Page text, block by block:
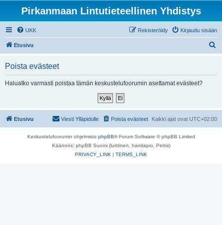
Pirkanmaan Lintutieteellinen Yhdistys
UKK Kirjaudu sisään
Rekisteröidy
Etusivu
Poista evästeet
Haluatko varmasti poistaa tämän keskustelufoorumin asettamat evästeet?
Etusivu Kaikki ajat ovat UTC+02:00
Poista evästeet
Viesti Ylläpidolle
Keskustelufoorumin ohjelmisto phpBB® Forum Software © phpBB Limited
Käännös: phpBB Suomi (lurttinen, harritapio, Pettis)
PRIVACY_LINK | TERMS_LINK